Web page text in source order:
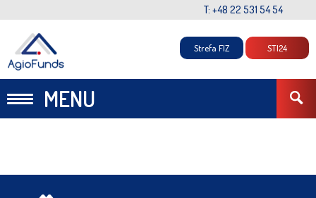
T: +48 22 531 54 54
MENU
Strefa FIZ STI24